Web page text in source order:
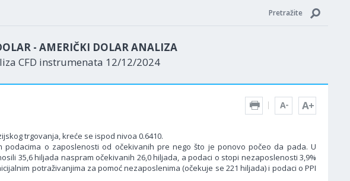
Pretražite
- AMERIČKI DOLAR ANALIZA
CFD instrumenata 12/12/2024
trgovanja, kreće se ispod nivoa 0.6410.
o zaposlenosti od očekivanih pre nego što je ponovo počeo da pada. U
35,6 hiljada naspram očekivanih 26,0 hiljada, a podaci o stopi nezaposlenosti 3,9%
potraživanjima za pomoć nezaposlenima (očekuje se 221 hiljada) i podaci o PPI